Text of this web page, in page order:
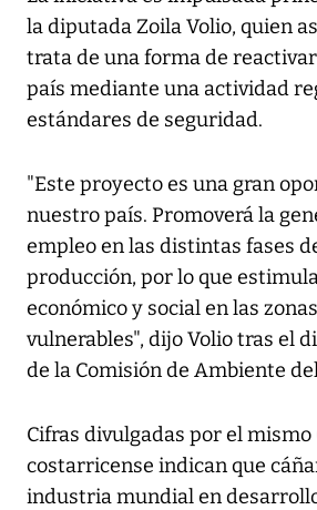
la diputada Zoila Volio, quien
trata de una forma de
país mediante una actividad
estándares de seguridad.
"Este proyecto es una gran
nuestro país. Promoverá la
empleo en las distintas fases
producción, por lo que
económico y social en las
vulnerables", dijo Volio tras el
de la Comisión de Ambiente
Cifras divulgadas por el mismo
costarricense indican que
industria mundial en